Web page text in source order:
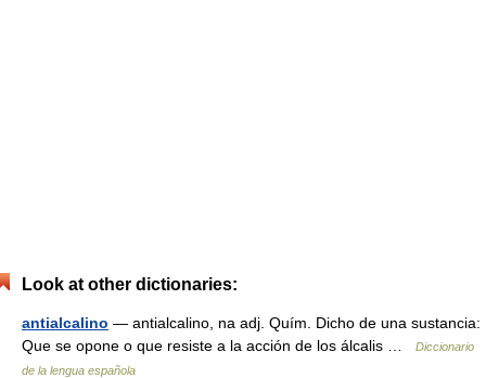
Look at other dictionaries:
antialcalino — antialcalino, na adj. Quím. Dicho de una sustancia:
Que se opone o que resiste a la acción de los álcalis …
Diccionario
de la lengua española